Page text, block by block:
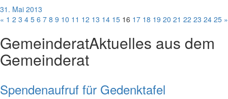
31. Mai 2013
« 1 2 3 4 5 6 7 8 9 10 11 12 13 14 15 16 17 18 19 20 21 22 23 24 25 »
GemeinderatAktuelles aus dem
Gemeinderat
Spendenaufruf für Gedenktafel